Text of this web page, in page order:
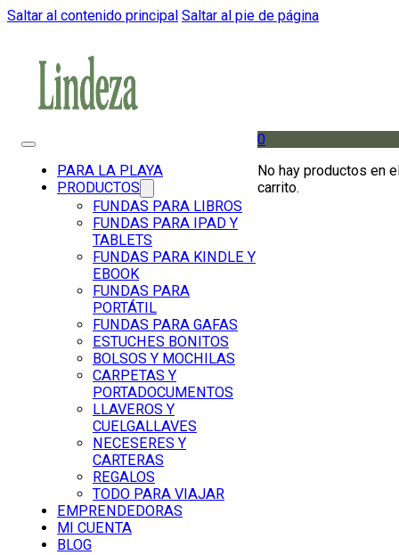
Saltar al contenido principal Saltar al pie de página
PARA LA PLAYA
PRODUCTOS
FUNDAS PARA LIBROS
FUNDAS PARA IPAD Y
TABLETS
FUNDAS PARA KINDLE Y
EBOOK
FUNDAS PARA
PORTÁTIL
FUNDAS PARA GAFAS
ESTUCHES BONITOS
BOLSOS Y MOCHILAS
CARPETAS Y
PORTADOCUMENTOS
LLAVEROS Y
CUELGALLAVES
NECESERES Y
CARTERAS
REGALOS
TODO PARA VIAJAR
EMPRENDEDORAS
MI CUENTA
BLOG
0
No hay productos en
carrito.